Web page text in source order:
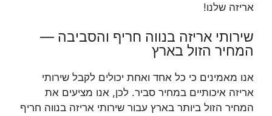
אריזה שלנו!
שירותי אריזה בנווה חריף והסביבה —
המחיר הזול בארץ
אנו מאמינים כי כל אחד ואחת יכולים לקבל שירותי
אריזה איכותיים במחיר סביר. לכן, אנו מציעים את
המחיר הזול ביותר בארץ עבור שירותי אריזה בנווה חריף